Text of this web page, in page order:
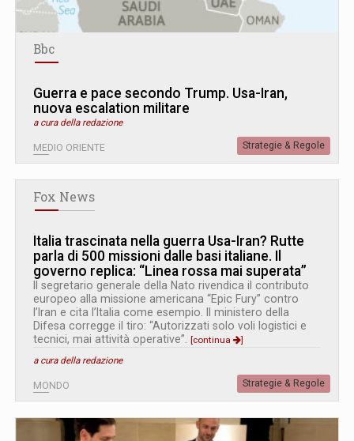
Bbc
Guerra e pace secondo Trump. Usa-Iran,
nuova escalation militare
a cura della redazione
MEDIO ORIENTE Strategie & Regole
Fox News
Italia trascinata nella guerra Usa-Iran? Rutte
parla di 500 missioni dalle basi italiane. Il
governo replica: “Linea rossa mai superata”
Il segretario generale della Nato rivendica il contributo
europeo alla missione americana “Epic Fury” contro
l’Iran e cita l’Italia come esempio. Il ministero della
Difesa corregge il tiro: “Autorizzati solo voli logistici e
tecnici, mai attività operative”. [continua
]
a cura della redazione
MONDO Strategie & Regole